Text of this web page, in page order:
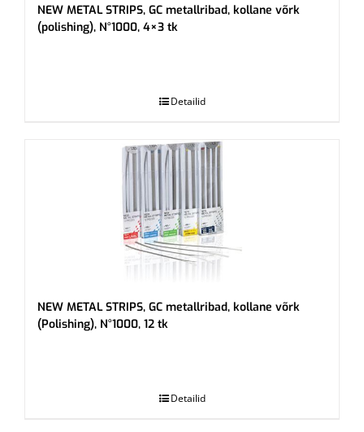
NEW METAL STRIPS, GC metallribad, kollane võrk
(polishing), N°1000, 4×3 tk
Detailid
NEW METAL STRIPS, GC metallribad, kollane võrk
(Polishing), N°1000, 12 tk
Detailid